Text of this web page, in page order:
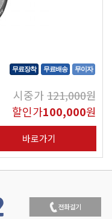
무료장착 무료배송 무이자
시중가121,000원
할인가100,000원
바로가기